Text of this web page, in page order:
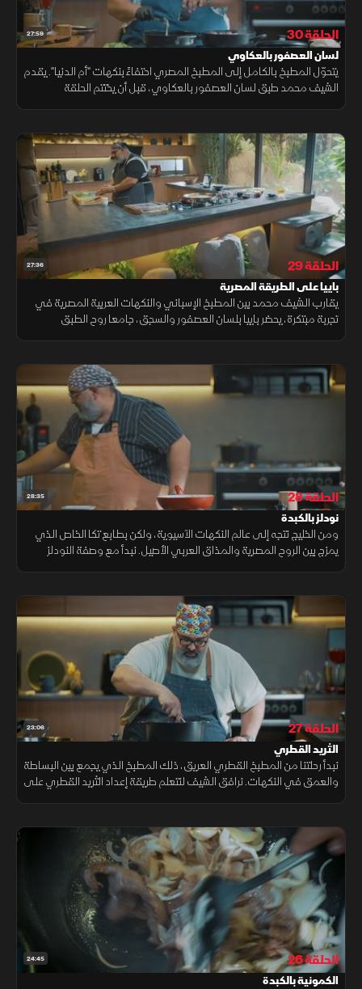
27:59 الحلقة 30
لسان العصفور بالعكاوي
يتحوّل المطبخ بالكامل إلى المطبخ المصري احتفاءً بنكهات "أم الدنيا". يقدم
الشيف محمد طبق لسان العصفور بالعكاوي، قبل أن يختتم الحلقة
27:36 الحلقة 29
باييا على الطريقة المصرية
يقارب الشيف محمد بين المطبخ الإسباني والنكهات العربية المصرية في
تجربة مبتكرة، يحضر باييا بلسان العصفور والسجق، جامعا روح الطبق
28:35 الحلقة 28
نودلز بالكبدة
ومن الخليج نتجه إلى عالم النكهات الآسيوية، ولكن بطابع تكا الخاص الذي
يمزج بين الروح المصرية والمذاق العربي الأصيل. نبدأ مع وصفة النودلز
23:06 الحلقة 27
الثريد القطري
نبدأ رحلتنا من المطبخ القطري العريق، ذلك المطبخ الذي يجمع بين البساطة
والعمق في النكهات. نرافق الشيف لنتعلم طريقة إعداد الثريد القطري على
24:45 الحلقة 26
الكمونية بالكبدة